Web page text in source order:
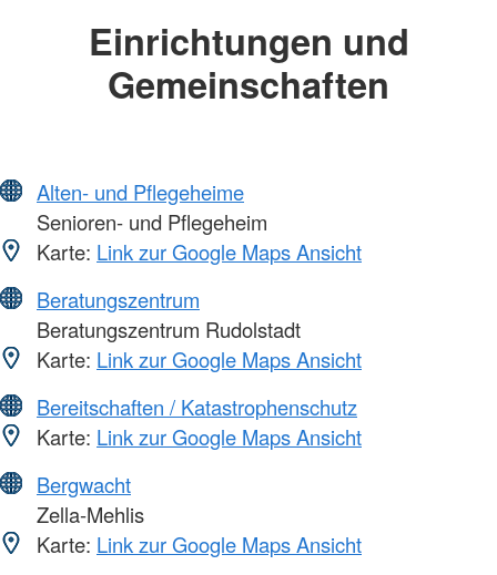
Einrichtungen und
Gemeinschaften
Alten- und Pflegeheime
Senioren- und Pflegeheim
Karte: Link zur Google Maps Ansicht
Beratungszentrum
Beratungszentrum Rudolstadt
Karte: Link zur Google Maps Ansicht
Bereitschaften / Katastrophenschutz
Karte: Link zur Google Maps Ansicht
Bergwacht
Zella-Mehlis
Karte: Link zur Google Maps Ansicht